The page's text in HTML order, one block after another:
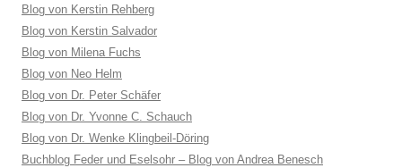
Blog von Kerstin Rehberg
Blog von Kerstin Salvador
Blog von Milena Fuchs
Blog von Neo Helm
Blog von Dr. Peter Schäfer
Blog von Dr. Yvonne C. Schauch
Blog von Dr. Wenke Klingbeil-Döring
Buchblog Feder und Eselsohr – Blog von Andrea Benesch